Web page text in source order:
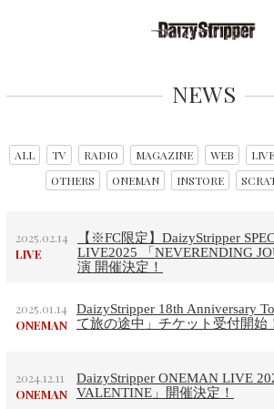
NEWS
ALL TV RADIO MAGAZINE WEB LIVE
OTHERS
ONEMAN INSTORE
2025.02.14
LIVE
【※FC限定】DaizyStripper
LIVE2025 「NEVERENDING
演 開催決定！
2025.01.14
ONEMAN
DaizyStripper 18th Anniversary
て旅の途中」チケット受付開始
2024.12.11
ONEMAN
DaizyStripper ONEMAN LIVE
VALENTINE」開催決定！